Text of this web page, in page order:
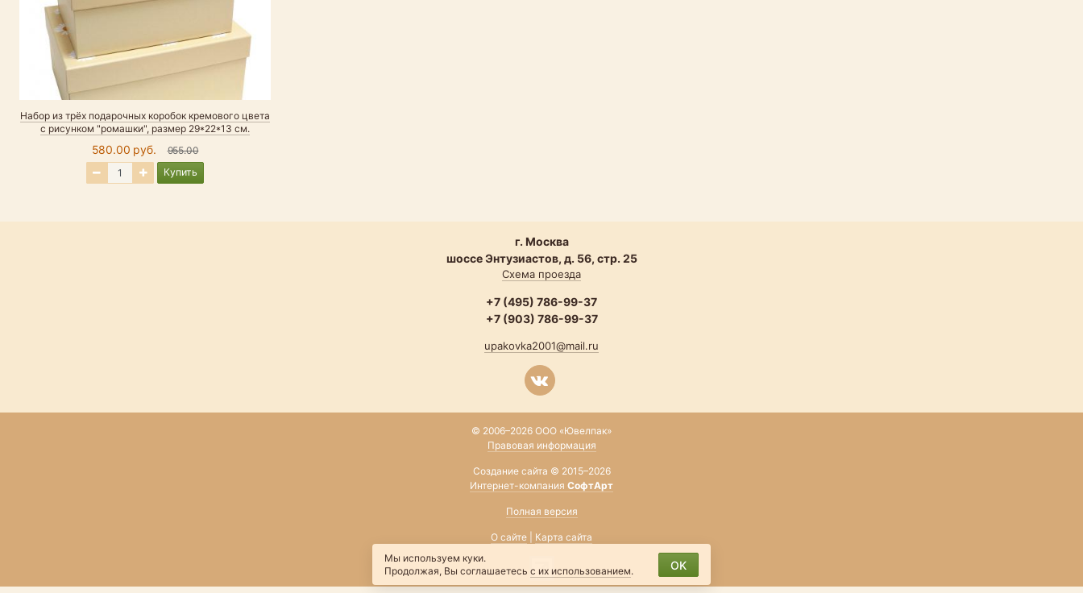
Набор из трёх подарочных коробок кремового цвета
с рисунком "ромашки", размер 29*22*13 см.
580.00 руб.
955.00
Купить
г. Москва
шоссе Энтузиастов, д. 56, стр. 25
Схема проезда
+7 (495) 786-99-37
+7 (903) 786-99-37
upakovka2001@mail.ru
© 2006–2026 ООО «Ювелпак»
Правовая информация
Создание сайта © 2015–2026
Интернет-компания СофтАрт
Полная версия
О сайте
Карта сайта
Мы используем куки.
Продолжая, Вы соглашаетесь с их использованием. OK